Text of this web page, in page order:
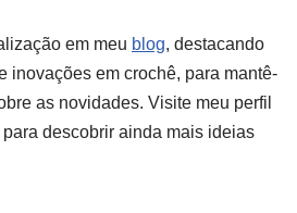
em meu blog, destacando
inovações em crochê, para mantê-
as novidades. Visite meu perfil
descobrir ainda mais ideias